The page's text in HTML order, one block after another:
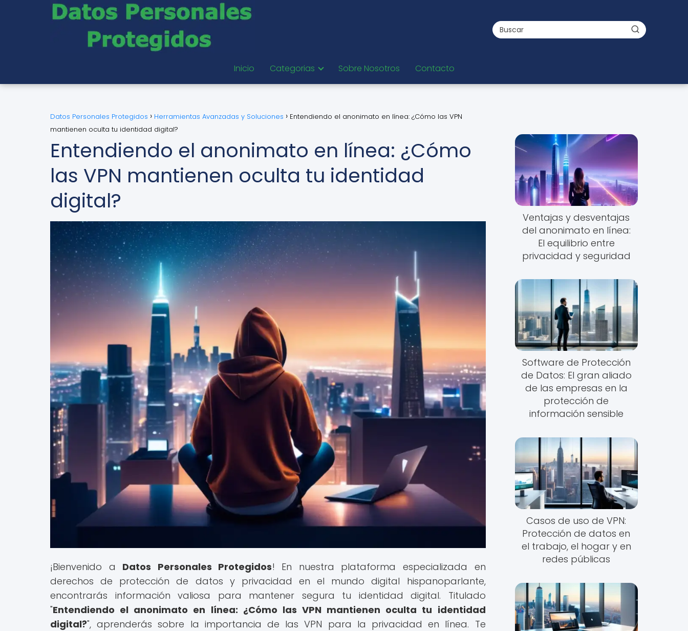
Inicio Categorias Sobre Nosotros Contacto
Datos Personales Protegidos Herramientas Avanzadas y Soluciones
Entendiendo el anonimato en línea: ¿Cómo las VPN
mantienen oculta tu identidad digital?
Entendiendo el anonimato en línea: ¿Cómo
las VPN mantienen oculta tu identidad
digital?
¡Bienvenido a Datos Personales Protegidos! En nuestra plataforma especializada en
derechos de protección de datos y privacidad en el mundo digital hispanoparlante,
encontrarás información valiosa para mantener segura tu identidad digital. Titulado
"Entendiendo el anonimato en línea: ¿Cómo las VPN mantienen oculta tu identidad
digital?", aprenderás sobre la importancia de las VPN para la privacidad en línea. Te
Ventajas y desventajas
del anonimato en línea:
El equilibrio entre
privacidad y seguridad
Software de Protección
de Datos: El gran aliado
de las empresas en la
protección de
información sensible
Casos de uso de VPN:
Protección de datos en
el trabajo, el hogar y en
redes públicas